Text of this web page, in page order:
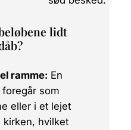
lidt
ramme: En
som
eller i et lejet
kirken, hvilket